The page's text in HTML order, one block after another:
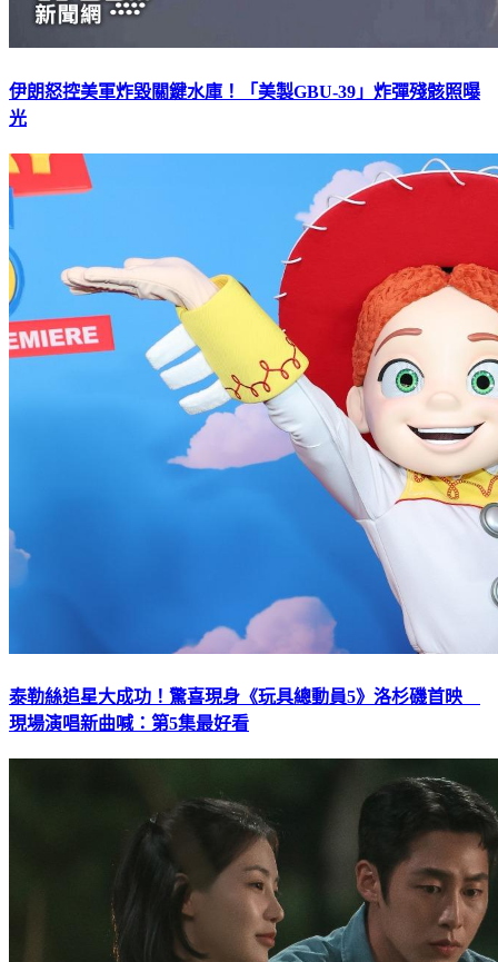
伊朗怒控美軍炸毀關鍵水庫！「美製GBU-39」炸彈殘骸照曝
光
泰勒絲追星大成功！驚喜現身《玩具總動員5》洛杉磯首映
現場演唱新曲喊：第5集最好看